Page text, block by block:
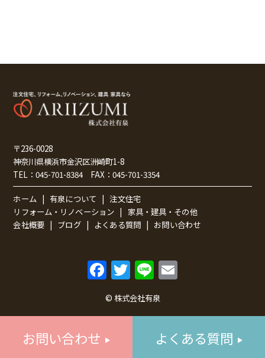
お問い合わせ よくある質問
〒236-0028
神奈川県横浜市金沢区洲崎町1-8
TEL：045-701-8384 FAX：045-701-3354
ホーム 有泉について
注文住宅
リフォーム・リノベーション
家具・建具・その他
会社概要
ブログ よくある質問 お問い合わせ
F
a
c
T
w
itt
Li
n
e
l
© 株式会社有泉